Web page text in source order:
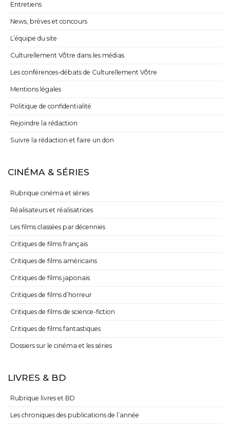
Entretiens
News, brèves et concours
L’équipe du site
Culturellement Vôtre dans les médias
Les conférences-débats de Culturellement Vôtre
Mentions légales
Politique de confidentialité
Rejoindre la rédaction
Suivre la rédaction et faire un don
CINÉMA & SÉRIES
Rubrique cinéma et séries
Réalisateurs et réalisatrices
Les films classées par décennies
Critiques de films français
Critiques de films américains
Critiques de films japonais
Critiques de films d’horreur
Critiques de films de science-fiction
Critiques de films fantastiques
Dossiers sur le cinéma et les séries
LIVRES & BD
Rubrique livres et BD
Les chroniques des publications de l’année